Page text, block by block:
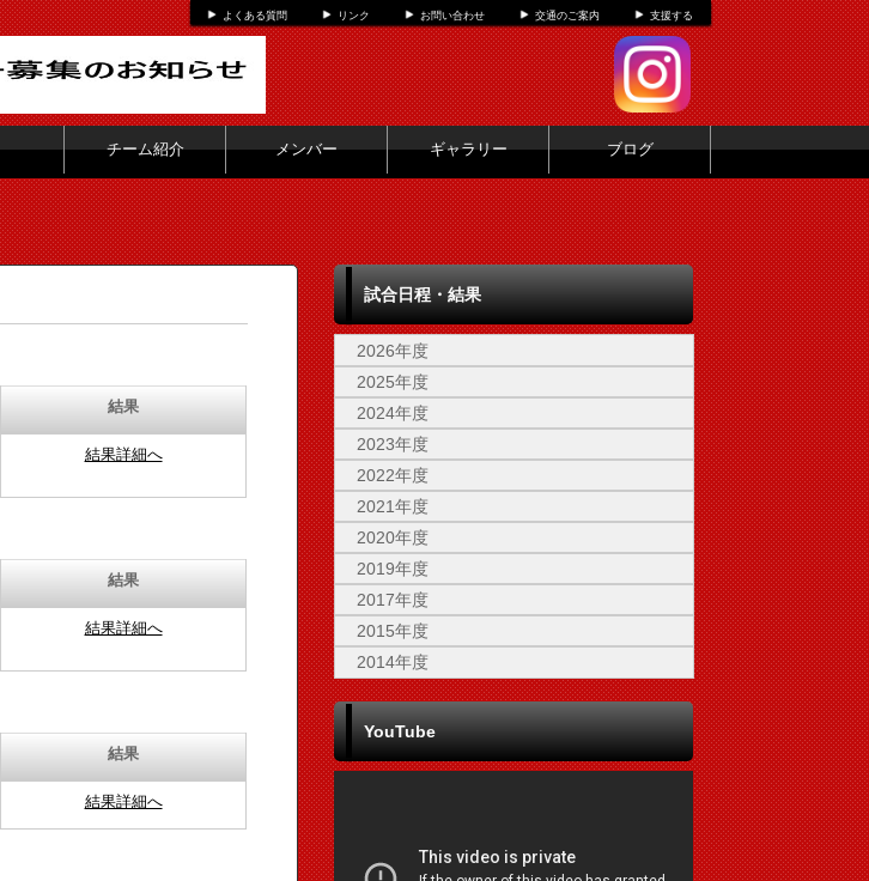
よくある質問 リンク お問い合わせ 交通のご案内 支援する
チーム紹介 メンバー ギャラリー ブログ
結果
結果詳細へ
結果
結果詳細へ
結果
結果詳細へ
試合日程・結果
2026年度
2025年度
2024年度
2023年度
2022年度
2021年度
2020年度
2019年度
2017年度
2015年度
2014年度
YouTube